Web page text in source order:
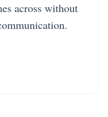
across without